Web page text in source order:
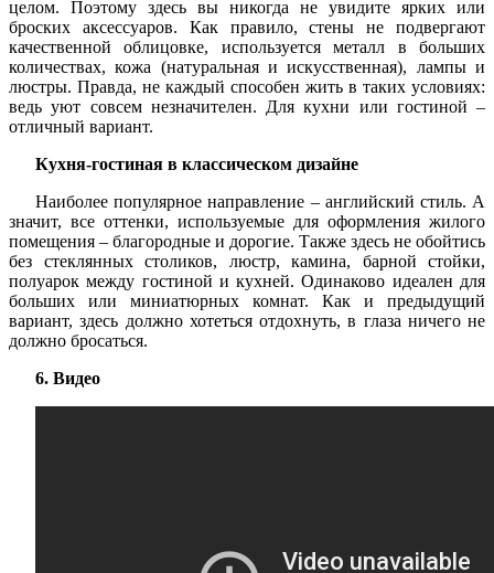
целом. Поэтому здесь вы никогда не увидите ярких или
броских аксессуаров. Как правило, стены не подвергают
качественной облицовке, используется металл в больших
количествах, кожа (натуральная и искусственная), лампы и
люстры. Правда, не каждый способен жить в таких условиях:
ведь уют совсем незначителен. Для кухни или гостиной –
отличный вариант.
Кухня-гостиная в классическом дизайне
Наиболее популярное направление – английский стиль. А
значит, все оттенки, используемые для оформления жилого
помещения – благородные и дорогие. Также здесь не обойтись
без стеклянных столиков, люстр, камина, барной стойки,
полуарок между гостиной и кухней. Одинаково идеален для
больших или миниатюрных комнат. Как и предыдущий
вариант, здесь должно хотеться отдохнуть, в глаза ничего не
должно бросаться.
6. Видео